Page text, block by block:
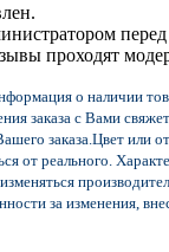
проходят
о наличии
заказа с Вами
заказа. Цвет или
от реального.
за изменения,